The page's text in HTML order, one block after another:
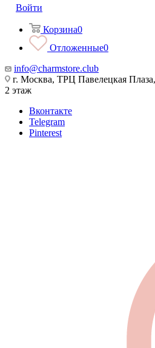
Войти
Корзина0
Отложенные0
info@charmstore.club
г. Москва, ТРЦ Павелецкая
2 этаж
Вконтакте
Telegram
Pinterest